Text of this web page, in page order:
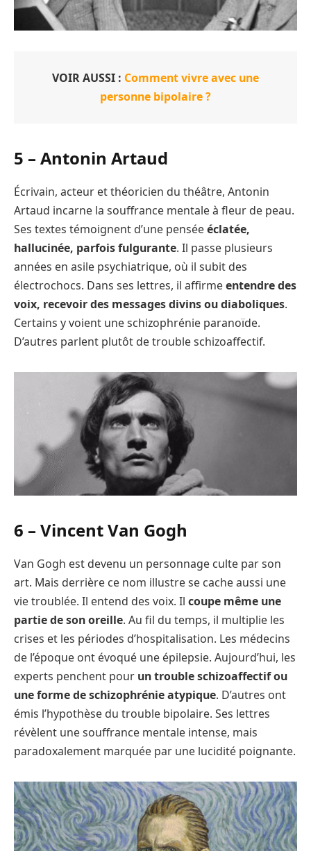
VOIR AUSSI : Comment vivre avec une
personne bipolaire ?
5 – Antonin Artaud
Écrivain, acteur et théoricien du théâtre, Antonin
Artaud incarne la souffrance mentale à fleur de peau.
Ses textes témoignent d’une penséeéclatée,
hallucinée, parfois fulgurante. Il passe plusieurs
années en asile psychiatrique, où il subit des
électrochocs. Dans ses lettres, il affirmeentendre des
voix, recevoir des messages divins ou diaboliques.
Certains y voient une schizophrénie paranoïde.
D’autres parlent plutôt de trouble schizoaffectif.
6 – Vincent Van Gogh
Van Gogh est devenu un personnage culte par son
art. Mais derrière ce nom illustre se cache aussi une
vie troublée. Il entend des voix. Il coupe même une
partie de son oreille. Au fil du temps, il multiplie les
crises et les périodes d’hospitalisation. Les médecins
de l’époque ont évoqué une épilepsie. Aujourd’hui, les
experts penchent pour un trouble schizoaffectif ou
une forme de schizophrénie atypique. D’autres ont
émis l’hypothèse du trouble bipolaire. Ses lettres
révèlent une souffrance mentale intense, mais
paradoxalement marquée par une lucidité poignante.